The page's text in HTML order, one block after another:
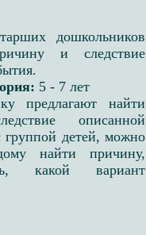
дошкольников
и следствие
5 - 7 лет
предлагают найти
описанной
группой детей, можно
найти причину,
какой вариант